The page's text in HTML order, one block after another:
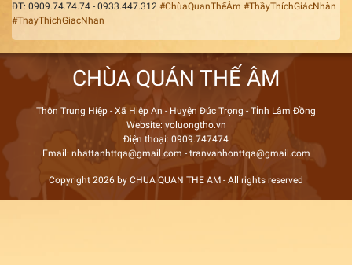
ĐT: 0909.74.74.74 - 0933.447.312 #ChùaQuanThếÂm #ThầyThíchGiácNhàn
#ThayThichGiacNhan
CHÙA QUÁN THẾ ÂM
Thôn Trung Hiệp - Xã Hiệp An - Huyện Đức Trọng - Tỉnh Lâm Đồng
Website: voluongtho.vn
Điện thoại: 0909.747474
Email: nhattanhttqa@gmail.com - tranvanhonttqa@gmail.com
Copyright 2026 by CHUA QUAN THE AM - All rights reserved